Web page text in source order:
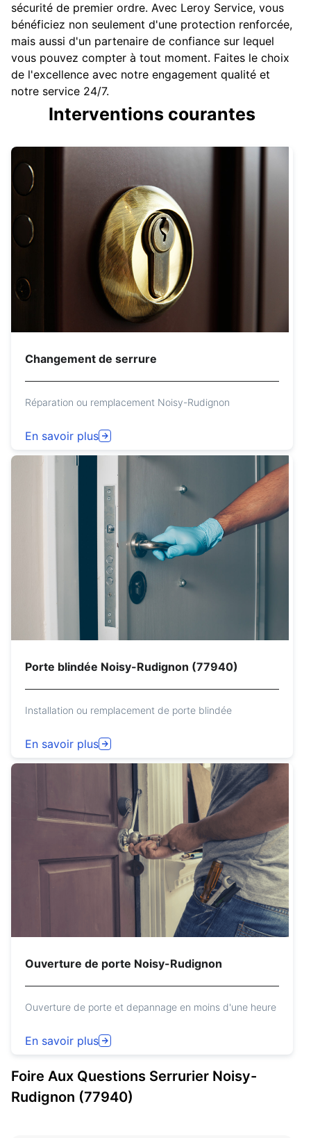
sécurité de premier ordre. Avec Leroy Service, vous
bénéficiez non seulement d'une protection renforcée,
mais aussi d'un partenaire de confiance sur lequel
vous pouvez compter à tout moment. Faites le choix
de l'excellence avec notre engagement qualité et
notre service 24/7.
Interventions courantes
Changement de serrure
Réparation ou remplacement Noisy-Rudignon
En savoir plus
Porte blindée Noisy-Rudignon (77940)
Installation ou remplacement de porte blindée
En savoir plus
Ouverture de porte Noisy-Rudignon
Ouverture de porte et depannage en moins d'une heure
En savoir plus
Foire Aux Questions Serrurier Noisy-
Rudignon (77940)